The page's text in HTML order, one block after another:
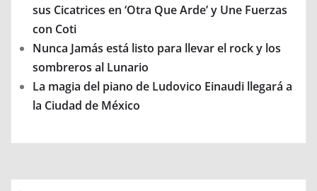
sus Cicatrices en ‘Otra Que Arde’ y Une Fuerzas
con Coti
Nunca Jamás está listo para llevar el rock y los
sombreros al Lunario
La magia del piano de Ludovico Einaudi llegará a
la Ciudad de México